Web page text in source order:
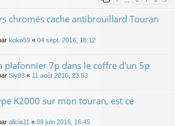
chromés cache antibrouillard Touran
koko59 « 04 sept. 2016, 18:12
plafonnier 7p dans le coffre d'un 5p
Sly83 « 11 août 2016, 23:53
K2000 sur mon touran, est ce
alicia11 « 09 juin 2016, 16:45